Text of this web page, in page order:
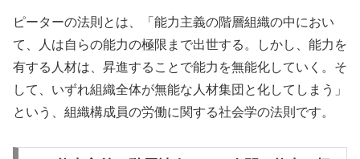
ピーターの法則とは、「能力主義の階層組織の中におい
て、人は自らの能力の極限まで出世する。しかし、能力を
有する人材は、昇進することで能力を無能化していく。そ
して、いずれ組織全体が無能な人材集団と化してしまう」
という、組織構成員の労働に関する社会学の法則です。